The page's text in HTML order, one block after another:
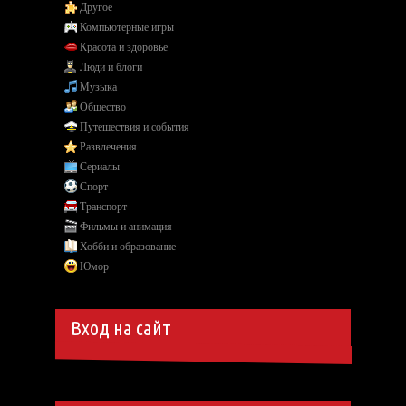
Другое
Компьютерные игры
Красота и здоровье
Люди и блоги
Музыка
Общество
Путешествия и события
Развлечения
Сериалы
Спорт
Транспорт
Фильмы и анимация
Хобби и образование
Юмор
Вход на сайт